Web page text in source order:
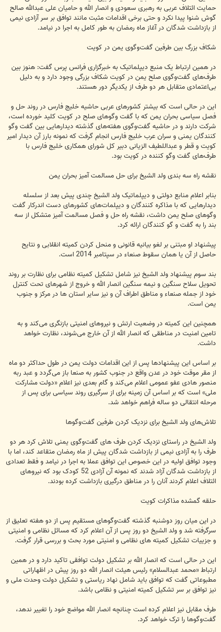
حمایت ائتلاف عربی به رهبری سعودی و انصار الله و حامیان علی عبدالله صالح
گوش شنوا پیدا نکرد و حتی برخی اقدامات مثبت مانند توافق بر سر آزادی نیمی
از بازداشت شدگان در آغاز ماه رمضان به طور کامل به اجرا در نیامد.
شکاف بزرگ بین طرفین گفت‌وگوی یمن در کویت
در همین ارتباط یک منبع دیپلماتیک به خبرگزاری فرانس پرس گفت: هنوز بین
طرف‌های گفت‌وگوی صلح یمن در کویت شکاف بزرگی وجود دارد و به دلیل
بی‌اعتمادی متقابل هر دو طرف از یکدیگر دور هستند.
این در حالی است که بیشتر کشورهای عربی حاشیه خلیج فارس در روند حل و
فصل سیاسی بحران یمن که با گفت وگوهای صلح در کویت کلید خورده است،
شرکت دارند و در حاشیه گفت‌وگوی هفته‌های گذشته دیدارهایی بین گفت وگو
کنندگان یمنی و سران عرب خلیج فارس انجام گرفت که نمونه بارز آن دیدار امیر
کویت و قطر و عبداللطیف الزیانی دبیر کل شورای همکاری خلیج فارس با
طرف‌های گفت و‌گو کننده در کویت بود.
نقشه راه سه بندی ولد الشیخ برای حل مسالمت آمیز بحران یمن
بنابر اعلام منابع دولتی و دیپلماتیک ولد الشیخ چندی پیش بعد از سلسله
دیدارهایی که با مذاکره کنندگان و دیپلمات‌های کشورهای دست اندرکار گفت
وگوهای صلح یمن داشت، نقشه راه حل و فصل مسالمت آمیز متشکل از سه
بند را به گفت و گو کنندگان ارائه کرد.
پیشنهاد او مبتنی بر لغو بیانیه قانونی و منحل کردن کمیته انقلابی و نتایح
حاصل از آن یا همان سقوط صنعاء در سپتامبر 2014 است.
بند سوم پیشنهاد ولد الشیخ نیز شامل تشکیل کمیته نظامی برای نظارت بر روند
تحویل سلاح سنگین و نیمه سنگین انصار الله و خروج از شهرهای تحت کنترل
خود از جمله صنعاء و مناطق اطراف آن و نیز سایر استان ها در مرکز و جنوب
یمن است.
همچنین این کمیته در وضعیت ارتش و نیروهای امنیتی بازنگری می‌کند و به
تامین امنیت در مناطقی که انصار الله از آن خارج می‌شوند، نظارت خواهد
داشت.
بر اساس این پیشنهادها پس از این اقدامات دولت یمن در طول حداکثر دو ماه
از مقر موقت خود در عدن واقع در جنوب کشور به صنعا باز می‌گردد و عبد ربه
منصور هادی عفو عمومی اعلام می‌کند و گام بعدی نیز اعلام «دولت مشارکت
ملی» است که بر اساس آن زمینه برای از سرگیری روند سیاسی برای پس از
مرحله انتقالی دو ساله فراهم خواهد شد.
تلاش‌های ولد الشیخ برای نزدیک کردن طرفین گفت‌وگوها
ولد الشیخ در راستای نزدیک کردن طرف های گفت‌وگوی یمنی تلاش کرد هر دو
طرف را به آزادی نیمی از بازداشت شدگان پیش از ماه رمضان متقاعد کند، اما با
وجود توافق اولیه در این خصوص این توافق عملا به اجرا در نیامد و فقط تعدادی
از بازداشت شدگان آزاد شدند که نمونه آن آزادی 52 کودک بود که نیروهای
ائتلاف اعلام کردند آنان را در مناطق درگیری بازداشت کرده بودند.
حلقه گمشده مذاکرات کویت
در این میان روز دوشنبه گذشته گفت‌وگوهای مستقیم پس از دو هفته تعلیق از
سرگرفته شد و ولد الشیخ دو روز پس از آن اعلام کرد که مسائل نظامی و امنیتی
و جزییات تشکیل کمیته های نظامی و امنیتی مورد بحث و بررسی قرار گرفت.
این در حالی است که انصار الله بر تشکیل دولت توافقی تاکید دارد و در همین
ارتباط «محمد عبدالسلام» رئیس هیئت انصار الله دو روز پیش در اظهاراتی
مطبوعاتی گفت که توافق باید شامل نهاد ریاستی و تشکیل دولت وحدت ملی و
نیز توافق بر سر تشکیل کمیته امنیتی و نظامی باشد.
طرف مقابل نیز اعلام کرده است چنانچه انصار الله مواضع خود را تغییر ندهد،
گفت‌وگوها را ترک خواهد کرد.